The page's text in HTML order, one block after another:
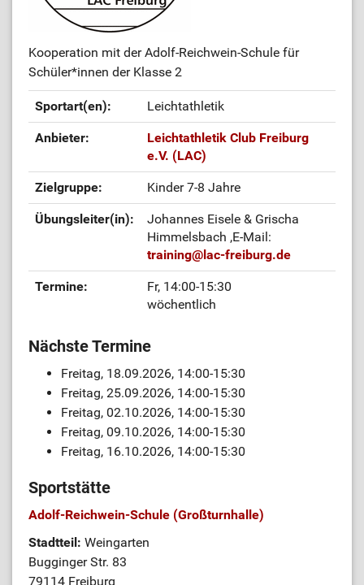
Kooperation mit der Adolf-Reichwein-Schule für
Schüler*innen der Klasse 2
Sportart(en): Leichtathletik
Anbieter:
Leichtathletik Club Freiburg
e.V. (LAC)
Zielgruppe: Kinder 7-8 Jahre
Übungsleiter(in):
Johannes Eisele & Grischa
Himmelsbach ,E-Mail:
training@lac-freiburg.de
Termine:
Fr, 14:00-15:30
wöchentlich
Nächste Termine
Freitag, 18.09.2026, 14:00-15:30
Freitag, 25.09.2026, 14:00-15:30
Freitag, 02.10.2026, 14:00-15:30
Freitag, 09.10.2026, 14:00-15:30
Freitag, 16.10.2026, 14:00-15:30
Sportstätte
Adolf-Reichwein-Schule (Großturnhalle)
Stadtteil: Weingarten
Bugginger Str. 83
79114 Freiburg